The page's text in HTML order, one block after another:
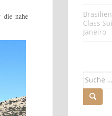
die nahe
Class
Janeiro